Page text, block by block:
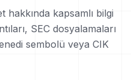
hakkında kapsamlı bilgi
SEC dosyalamaları
sembolü veya CIK